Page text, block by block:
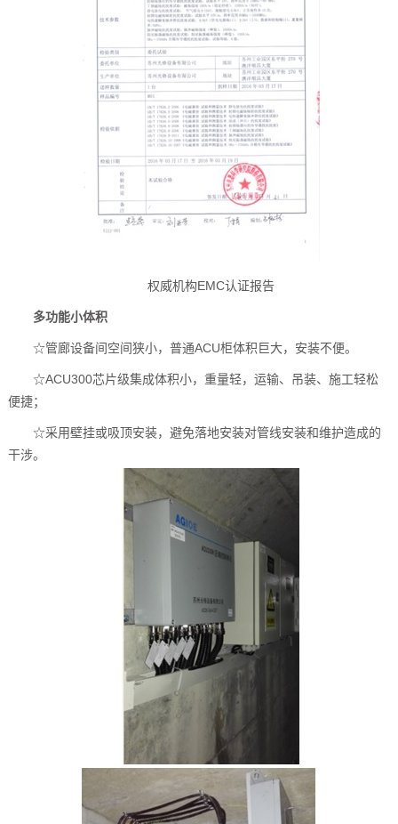
权威机构EMC认证报告
多功能小体积
☆管廊设备间空间狭小，普通ACU柜体积巨大，安装不便。
☆ACU300芯片级集成体积小，重量轻，运输、吊装、施工轻松
便捷；
☆采用壁挂或吸顶安装，避免落地安装对管线安装和维护造成的
干涉。